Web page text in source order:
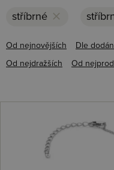
stříbrné clear
Od nejnovějších Dle
Od nejdražších Od